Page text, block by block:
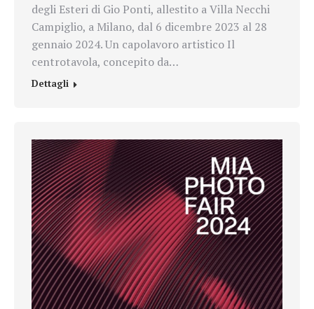
degli Esteri di Gio Ponti, allestito a Villa Necchi
Campiglio, a Milano, dal 6 dicembre 2023 al 28
gennaio 2024. Un capolavoro artistico Il
centrotavola, concepito da…
Dettagli